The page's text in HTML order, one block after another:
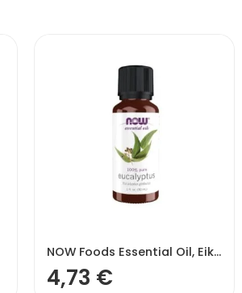
NOW Foods Essential Oil, Eikalipta eļļa – 30 ml.
4,73 €